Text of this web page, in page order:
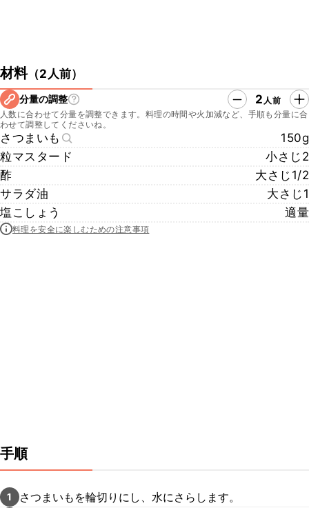
材料（2人前）
分量の調整 2 人前
人数に合わせて分量を調整できます。料理の時間や火加減など、手順も分量に合
わせて調整してくださいね。
さつまいも
150g
粒マスタード
小さじ2
酢
大さじ1/2
サラダ油
大さじ1
塩こしょう
適量
料理を安全に楽しむための注意事項
手順
1 さつまいもを輪切りにし、水にさらします。